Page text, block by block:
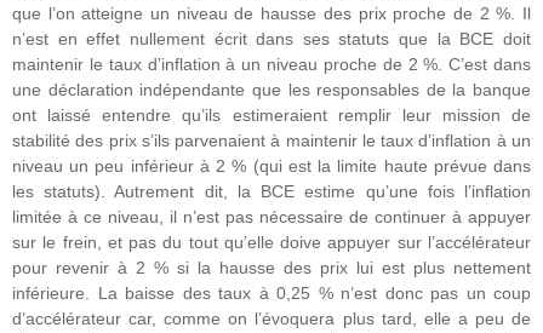
que l’on atteigne un niveau de hausse des prix proche de 2 %. Il
n’est en effet nullement écrit dans ses statuts que la BCE doit
maintenir le taux d’inflation à un niveau proche de 2 %. C’est dans
une déclaration indépendante que les responsables de la banque
ont laissé entendre qu’ils estimeraient remplir leur mission de
stabilité des prix s’ils parvenaient à maintenir le taux d’inflation à un
niveau un peu inférieur à 2 % (qui est la limite haute prévue dans
les statuts). Autrement dit, la BCE estime qu’une fois l’inflation
limitée à ce niveau, il n’est pas nécessaire de continuer à appuyer
sur le frein, et pas du tout qu’elle doive appuyer sur l’accélérateur
pour revenir à 2 % si la hausse des prix lui est plus nettement
inférieure. La baisse des taux à 0,25 % n’est donc pas un coup
d’accélérateur car, comme on l’évoquera plus tard, elle a peu de